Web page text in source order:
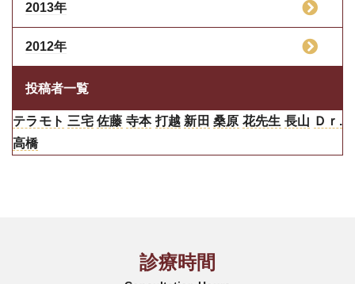
2013年
2012年
投稿者一覧
テラモト 三宅 佐藤 寺本 打越 新田 桑原 花先生 長山 Ｄｒ.
高橋
診療時間